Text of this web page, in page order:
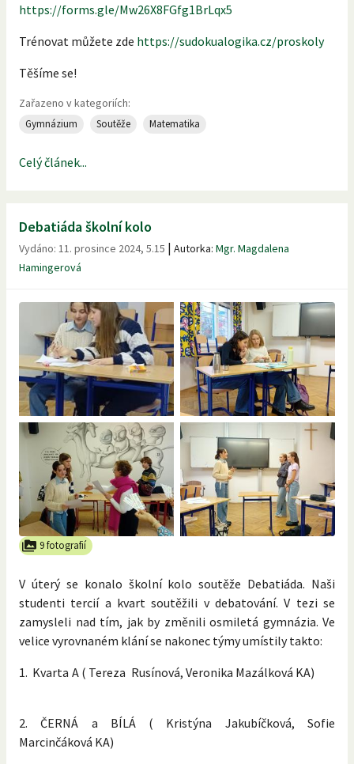
https://forms.gle/Mw26X8FGfg1BrLqx5
Trénovat můžete zde https://sudokualogika.cz/proskoly
Těšíme se!
Zařazeno v kategoriích:
Gymnázium Soutěže Matematika
Celý článek...
Debatiáda školní kolo
Vydáno: 11. prosince 2024, 5.15 | Autorka: Mgr. Magdalena
Hamingerová
9 fotografií
V úterý se konalo školní kolo soutěže Debatiáda. Naši
studenti tercií a kvart soutěžili v debatování. V tezi se
zamysleli nad tím, jak by změnili osmiletá gymnázia. Ve
velice vyrovnaném klání se nakonec týmy umístily takto:
1. Kvarta A ( Tereza Rusínová, Veronika Mazálková KA)
2. ČERNÁ a BÍLÁ ( Kristýna Jakubíčková, Sofie
Marcinčáková KA)